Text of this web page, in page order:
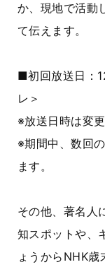
か、現地で活動
て伝えます。
■初回放送日：
レ＞
※放送日時は変
※期間中、数回
ます。
その他、著名人
知スポットや、
ょうからNHK